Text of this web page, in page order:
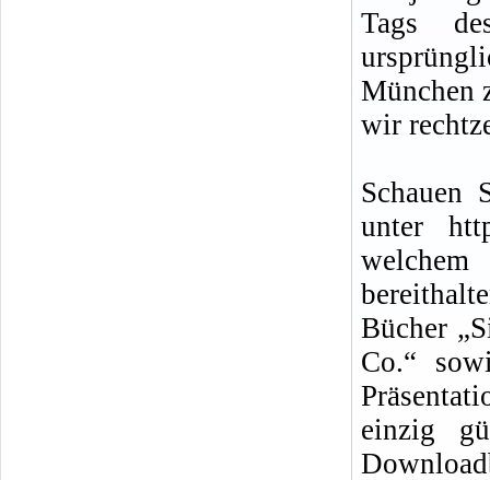
Tags
München
wir
Schauen
unter
Bücher
Co.“
einzig